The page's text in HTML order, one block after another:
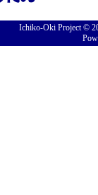
Ichiko-Oki Project ©